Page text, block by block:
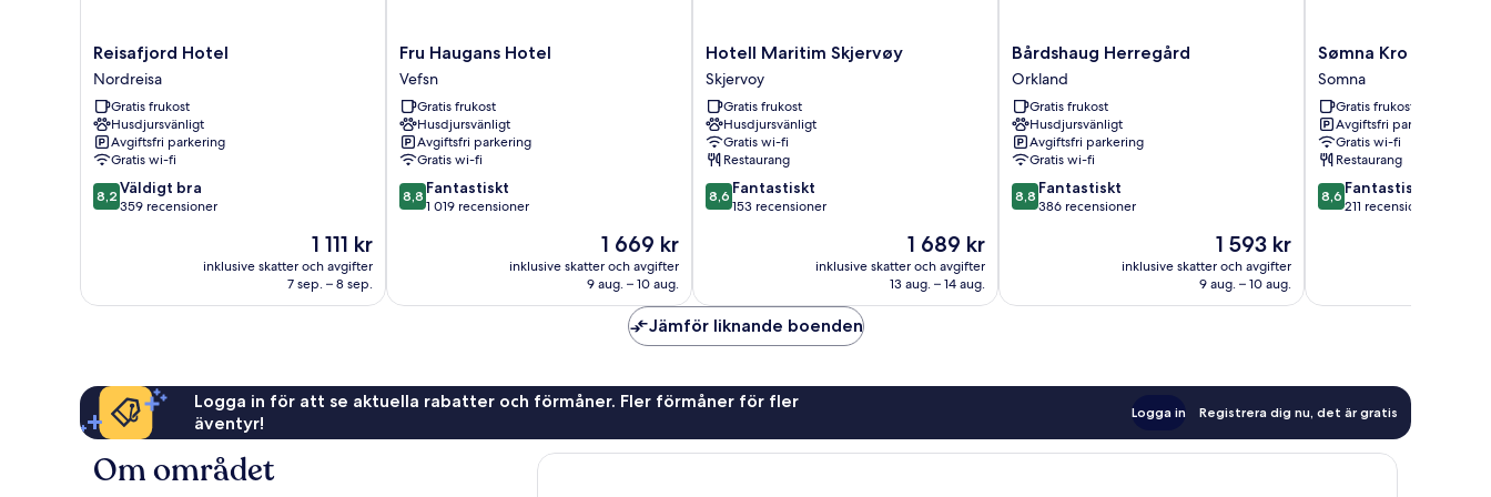
Reisafjord
Hotel
Nordreisa
Reisafjord Hotel
Nordreisa
Gratis frukost
Husdjursvänligt
Avgiftsfri parkering
Gratis wi-fi
8.2
av
8,2 Väldigt bra
359 recensioner
Priset
är
1 111 kr
1 111 kr
inklusive skatter och avgifter
7 sep. – 8 sep.
Fru
Haugans
Hotel
Vefsn
Fru Haugans Hotel
Vefsn
Gratis frukost
Husdjursvänligt
Avgiftsfri parkering
Gratis wi-fi
8.8
av
1 019 recensioner
8,8 Fantastiskt
1 019 recensioner
Priset
är
1 669 kr
1 669 kr
inklusive skatter och avgifter
9 aug. – 10 aug.
Hotell
Maritim
Skjervøy
Skjervoy
Hotell Maritim Skjervøy
Skjervoy
Gratis frukost
Husdjursvänligt
Gratis wi-fi
Restaurang
8.6
av
8,6 Fantastiskt
153 recensioner
Priset
är
1 689 kr
1 689 kr
inklusive skatter och avgifter
13 aug. – 14 aug.
Bårdshaug
Herregård
Orkland
Bårdshaug Herregård
Orkland
Gratis frukost
Husdjursvänligt
Avgiftsfri parkering
Gratis wi-fi
8.8
av
8,8 Fantastiskt
386 recensioner
Priset
är
1 593 kr
1 593 kr
inklusive skatter och avgifter
9 aug. – 10 aug.
Sømna
Kro
&
Gjestegård
Somna
Sømna Kro &
Somna
Gratis frukost
Avgiftsfri parkering
Gratis wi-fi
Restaurang
8.6
av
8,6 Fantastiskt
211 recensioner
Jämför liknande boenden
Logga in för att se aktuella rabatter och förmåner. Fler förmåner för fler
äventyr!
Logga in Registrera dig nu, det är gratis
Om området